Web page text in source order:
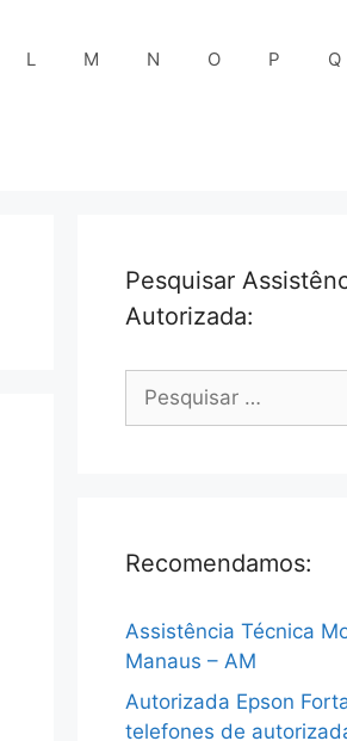
L M N O P Q
Pesquisar
Autorizada:
Pesquisar
Recomendamos:
Assistência Técnica
Manaus – AM
Autorizada Epson
telefones de